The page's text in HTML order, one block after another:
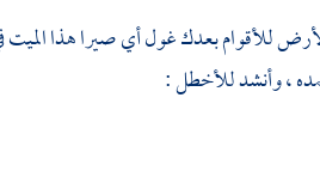
للأقوام بعدك غول أي صيرا هذا
، وأنشدللأخطل: